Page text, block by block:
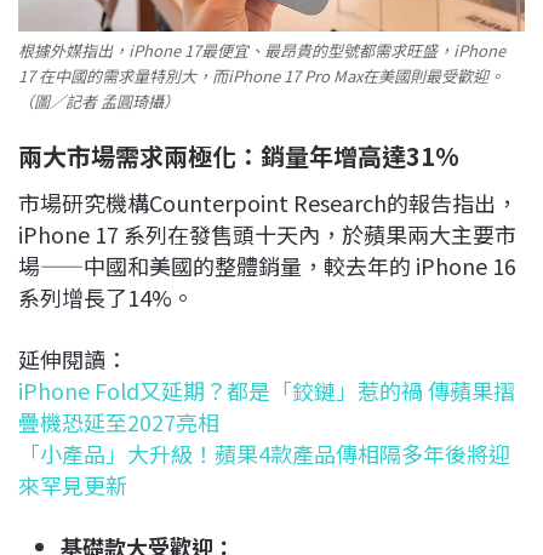
根據外媒指出，iPhone 17最便宜、最昂貴的型號都需求旺盛，iPhone
17 在中國的需求量特別大，而iPhone 17 Pro Max在美國則最受歡迎。
（圖／記者 孟圓琦攝）
兩大市場需求兩極化：銷量年增高達31%
市場研究機構Counterpoint Research的報告指出，
iPhone 17 系列在發售頭十天內，於蘋果兩大主要市
場——中國和美國的整體銷量，較去年的 iPhone 16
系列增長了14%。
延伸閱讀：
iPhone Fold又延期？都是「鉸鏈」惹的禍 傳蘋果摺
疊機恐延至2027亮相
「小產品」大升級！蘋果4款產品傳相隔多年後將迎
來罕見更新
基礎款大受歡迎：